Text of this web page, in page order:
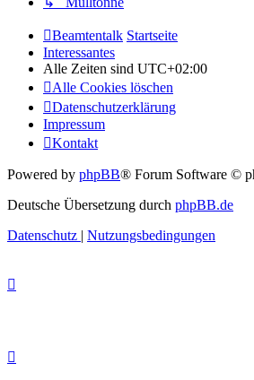
Beamtentalk Startseite
Interessantes
Alle Zeiten sind UTC+02:00
Alle Cookies löschen
Datenschutzerklärung
Impressum
Kontakt
Powered by phpBB® Forum Software ©
Deutsche Übersetzung durch phpBB.de
Datenschutz | Nutzungsbedingungen